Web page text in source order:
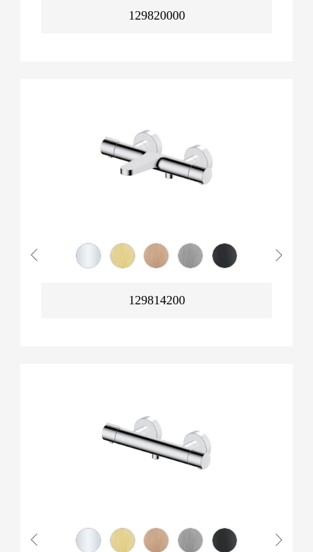
129820000
129814200